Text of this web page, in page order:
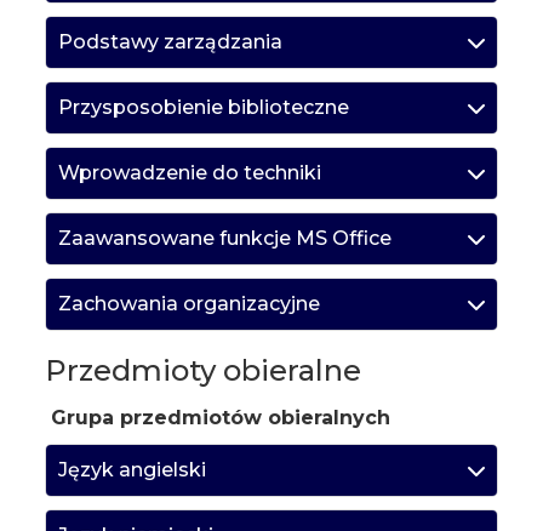
Podstawy zarządzania
Przysposobienie biblioteczne
Wprowadzenie do techniki
Zaawansowane funkcje MS Office
Zachowania organizacyjne
Przedmioty obieralne
Grupa przedmiotów obieralnych
Język angielski